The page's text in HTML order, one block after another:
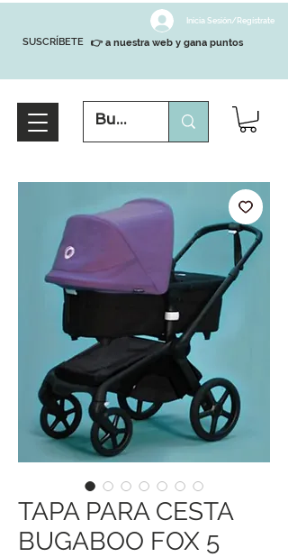
SUSCRÍBETE
Inicia Sesión/Regístrate
👉 a nuestra web y gana puntos
TAPA PARA CESTA
BUGABOO FOX 5